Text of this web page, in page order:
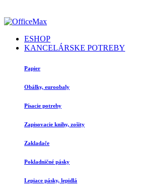
ESHOP
KANCELÁRSKE POTREBY
Papier
Obálky, euroobaly
Písacie potreby
Zapisovacie knihy, zošity
Zakladače
Pokladničné pásky
Lepiace pásky, lepidlá